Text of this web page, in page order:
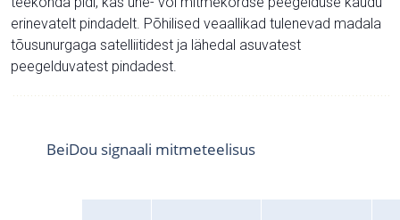
erinevatelt pindadelt. Põhilised veaallikad tulenevad madala
tõusunurgaga satelliitidest ja lähedal asuvatest
peegelduvatest pindadest.
BeiDou signaali mitmeteelisus